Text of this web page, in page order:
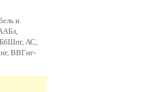
и
АС,
ВВГнг-